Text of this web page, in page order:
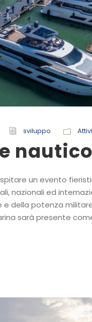
sviluppo
un evento
nazionali ed
della potenza
sarà presente